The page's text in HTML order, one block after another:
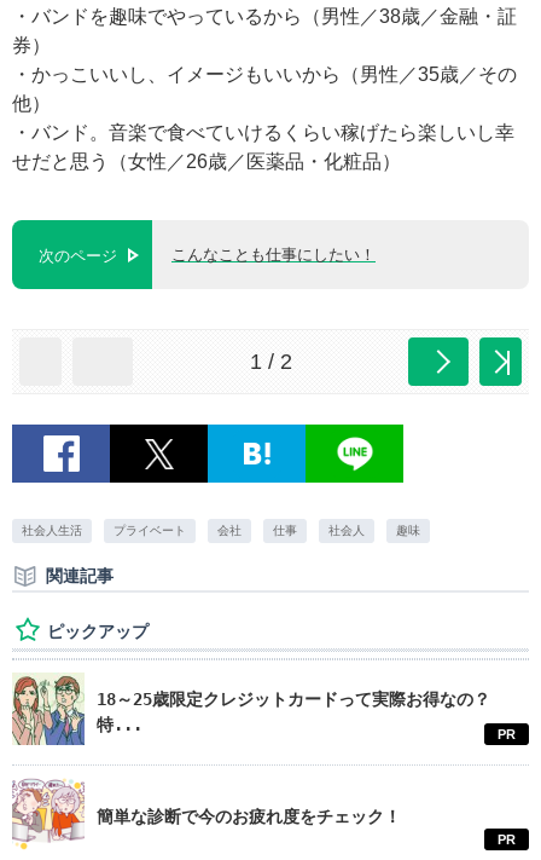
・バンドを趣味でやっているから（男性／38歳／金融・証
券）
・かっこいいし、イメージもいいから（男性／35歳／その
他）
・バンド。音楽で食べていけるくらい稼げたら楽しいし幸
せだと思う（女性／26歳／医薬品・化粧品）
次のページ こんなことも仕事にしたい！
1 / 2
社会人生活 プライベート 会社 仕事 社会人 趣味
関連記事
ピックアップ
18～25歳限定クレジットカードって実際お得なの？
特...
PR
簡単な診断で今のお疲れ度をチェック！
PR